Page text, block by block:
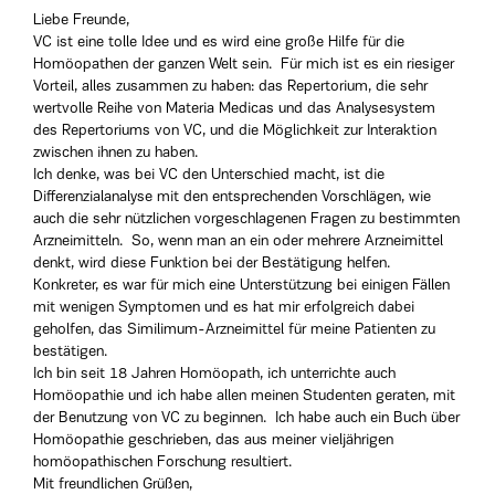
Liebe Freunde,
VC ist eine tolle Idee und es wird eine große Hilfe für die
Homöopathen der ganzen Welt sein. Für mich ist es ein riesiger
Vorteil, alles zusammen zu haben: das Repertorium, die sehr
wertvolle Reihe von Materia Medicas und das Analysesystem
des Repertoriums von VC, und die Möglichkeit zur Interaktion
zwischen ihnen zu haben.
Ich denke, was bei VC den Unterschied macht, ist die
Differenzialanalyse mit den entsprechenden Vorschlägen, wie
auch die sehr nützlichen vorgeschlagenen Fragen zu bestimmten
Arzneimitteln. So, wenn man an ein oder mehrere Arzneimittel
denkt, wird diese Funktion bei der Bestätigung helfen.
Konkreter, es war für mich eine Unterstützung bei einigen Fällen
mit wenigen Symptomen und es hat mir erfolgreich dabei
geholfen, das Similimum-Arzneimittel für meine Patienten zu
bestätigen.
Ich bin seit 18 Jahren Homöopath, ich unterrichte auch
Homöopathie und ich habe allen meinen Studenten geraten, mit
der Benutzung von VC zu beginnen. Ich habe auch ein Buch über
Homöopathie geschrieben, das aus meiner vieljährigen
homöopathischen Forschung resultiert.
Mit freundlichen Grüßen,